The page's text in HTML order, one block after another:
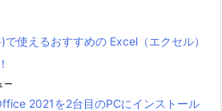
で使えるおすすめの Excel（エクセル）
ー
2021を2台目のPCにインストール